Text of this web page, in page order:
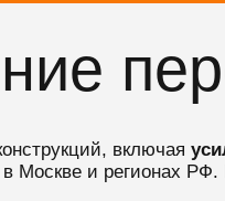
включая
в Москве и регионах